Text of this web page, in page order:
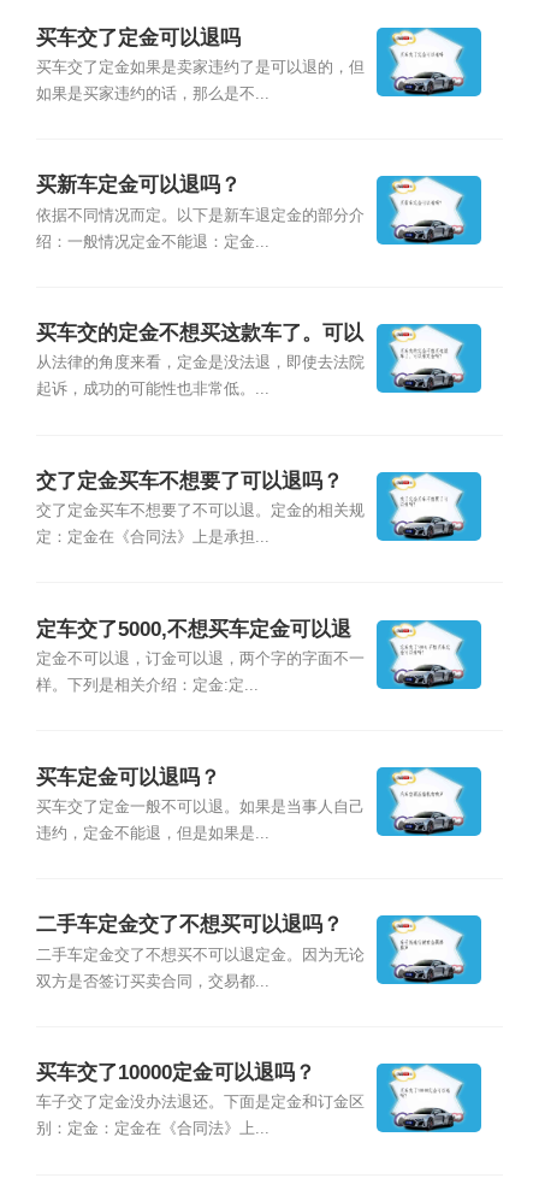
买车交了定金可以退吗
买车交了定金如果是卖家违约了是可以退的，但
如果是买家违约的话，那么是不...
买新车定金可以退吗？
依据不同情况而定。以下是新车退定金的部分介
绍：一般情况定金不能退：定金...
买车交的定金不想买这款车了。可以
退定金吗？
从法律的角度来看，定金是没法退，即使去法院
起诉，成功的可能性也非常低。...
交了定金买车不想要了可以退吗？
交了定金买车不想要了不可以退。定金的相关规
定：定金在《合同法》上是承担...
定车交了5000,不想买车定金可以退
吗？
定金不可以退，订金可以退，两个字的字面不一
样。下列是相关介绍：定金:定...
买车定金可以退吗？
买车交了定金一般不可以退。如果是当事人自己
违约，定金不能退，但是如果是...
二手车定金交了不想买可以退吗？
二手车定金交了不想买不可以退定金。因为无论
双方是否签订买卖合同，交易都...
买车交了10000定金可以退吗？
车子交了定金没办法退还。下面是定金和订金区
别：定金：定金在《合同法》上...